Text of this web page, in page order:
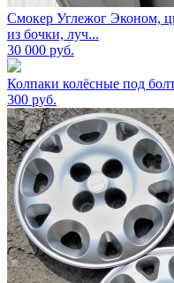
Смокер Углежог Эконом,
из бочки, луч...
30 000 руб.
Колпаки колёсные под
300 руб.